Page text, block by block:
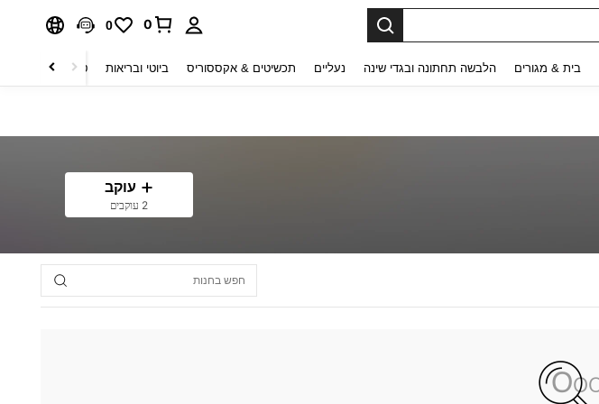
0
0
בית & מגורים הלבשה תחתונה ובגדי שינה נעליים תכשיטים & אקססוריס ביוטי ובריאות טקסטיל לבית
עוקב
2 עוקבים